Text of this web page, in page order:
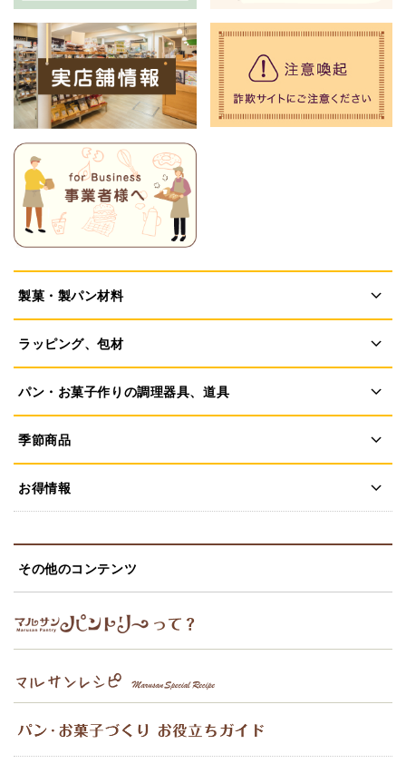
製菓・製パン材料
ラッピング、包材
パン・お菓子作りの調理器具、道具
季節商品
お得情報
その他のコンテンツ